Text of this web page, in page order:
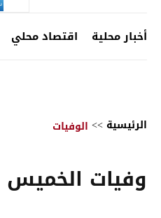
أخبار محلية اقتصاد محلي
الرئيسية >> الوفيات
وفيات الخميس 30-12-2021